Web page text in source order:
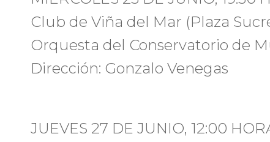
Club de Viña del Mar (Plaza
Orquesta del Conservatorio de
Dirección: Gonzalo Venegas
JUEVES 27 DE JUNIO, 12:00